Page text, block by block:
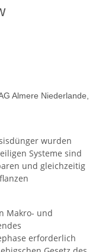
Almere Niederlande,
wurden
Systeme sind
und gleichzeitig
Makro- und
erforderlich